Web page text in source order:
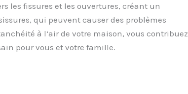
les fissures et les ouvertures, créant un
qui peuvent causer des problèmes
à l’air de votre maison, vous contribuez
pour vous et votre famille.